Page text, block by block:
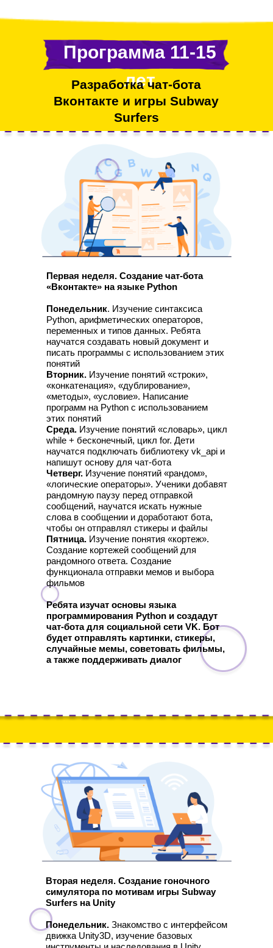
Программа 11-15
лет
Первая неделя. Создание чат-бота
«Вконтакте» на языке Python
Понедельник. Изучение синтаксиса
Python, арифметических операторов,
переменных и типов данных. Ребята
научатся создавать новый документ и
писать программы с использованием этих
понятий
Вторник. Изучение понятий «строки»,
«конкатенация», «дублирование»,
«методы», «условие». Написание
программ на Python с использованием
этих понятий
Среда. Изучение понятий «словарь», цикл
while + бесконечный, цикл for. Дети
научатся подключать библиотеку vk_api и
напишут основу для чат-бота
Четверг. Изучение понятий «рандом»,
«логические операторы». Ученики добавят
рандомную паузу перед отправкой
сообщений, научатся искать нужные
слова в сообщении и доработают бота,
чтобы он отправлял стикеры и файлы
Пятница. Изучение понятия «кортеж».
Создание кортежей сообщений для
рандомного ответа. Создание
функционала отправки мемов и выбора
фильмов
Ребята изучат основы языка
программирования Python и создадут
чат-бота для социальной сети VK. Бот
будет отправлять картинки, стикеры,
случайные мемы, советовать фильмы,
а также поддерживать диалог
Вторая неделя. Создание гоночного
симулятора по мотивам игры Subway
Surfers на Unity
Понедельник. Знакомство с интерфейсом
движка Unity3D, изучение базовых
Разработка чат-бота
Вконтакте и игры Subway
Surfers